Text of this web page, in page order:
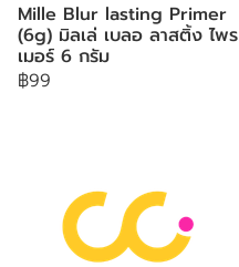
Mille Blur lasting Primer
(6g) มิลเล่ เบลอ ลาสติ้ง ไพร
เมอร์ 6 กรัม
฿99